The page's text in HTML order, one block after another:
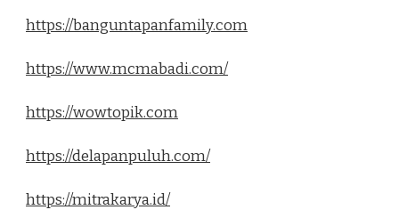
https://banguntapanfamily.com
https://www.mcmabadi.com/
https://wowtopik.com
https://delapanpuluh.com/
https://mitrakarya.id/